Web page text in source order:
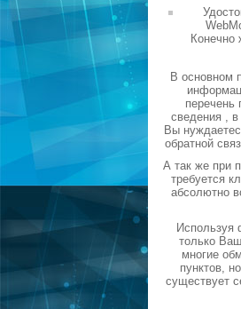
Конечно
В основном
перечень
сведения ,
Вы
обратной
А так же при
требуется
абсолютно
Используя
только
многие
пунктов,
существует